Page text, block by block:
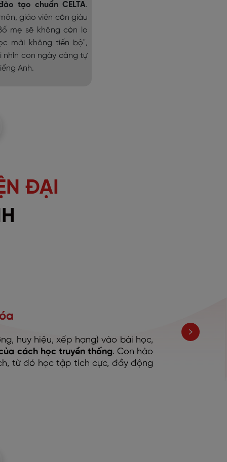
tạo chuẩn CELTA.
giáo viên còn giàu
mẹ sẽ không còn lo
mãi không tiến bộ",
nhìn con ngày càng tự
Anh.
ĐẠI
huy hiệu, xếp hạng) vào bài học,
cách học truyền thống. Con hào
từ đó học tập tích cực, đầy động